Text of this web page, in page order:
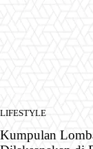
LIFESTYLE
Kumpulan